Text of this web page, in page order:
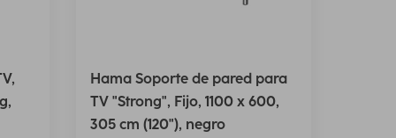
Hama Soporte de pared para
TV "Strong", Fijo, 1100 x 600,
305 cm (120"), negro